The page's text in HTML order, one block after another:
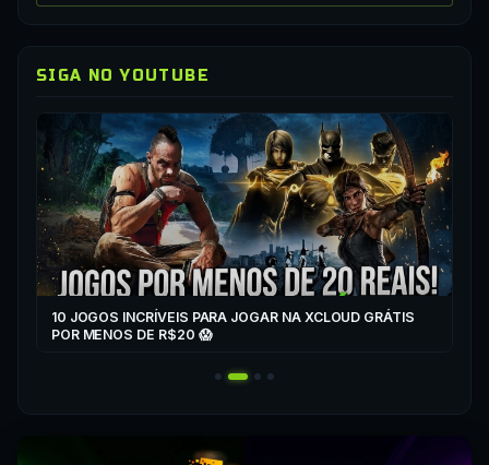
SIGA NO YOUTUBE
10 JOGOS INCRÍVEIS PARA JOGAR NA XCLOUD GRÁTIS
POR MENOS DE R$20 😱